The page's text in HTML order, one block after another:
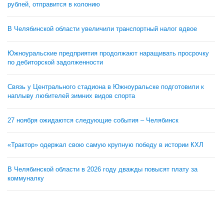
рублей, отправится в колонию
В Челябинской области увеличили транспортный налог вдвое
Южноуральские предприятия продолжают наращивать просрочку
по дебиторской задолженности
Связь у Центрального стадиона в Южноуральске подготовили к
наплыву любителей зимних видов спорта
27 ноября ожидаются следующие события – Челябинск
«Трактор» одержал свою самую крупную победу в истории КХЛ
В Челябинской области в 2026 году дважды повысят плату за
коммуналку